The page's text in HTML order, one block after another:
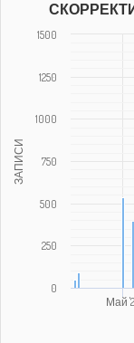
ЗАПИСИ
Май
0
250
500
750
1000
1250
1500